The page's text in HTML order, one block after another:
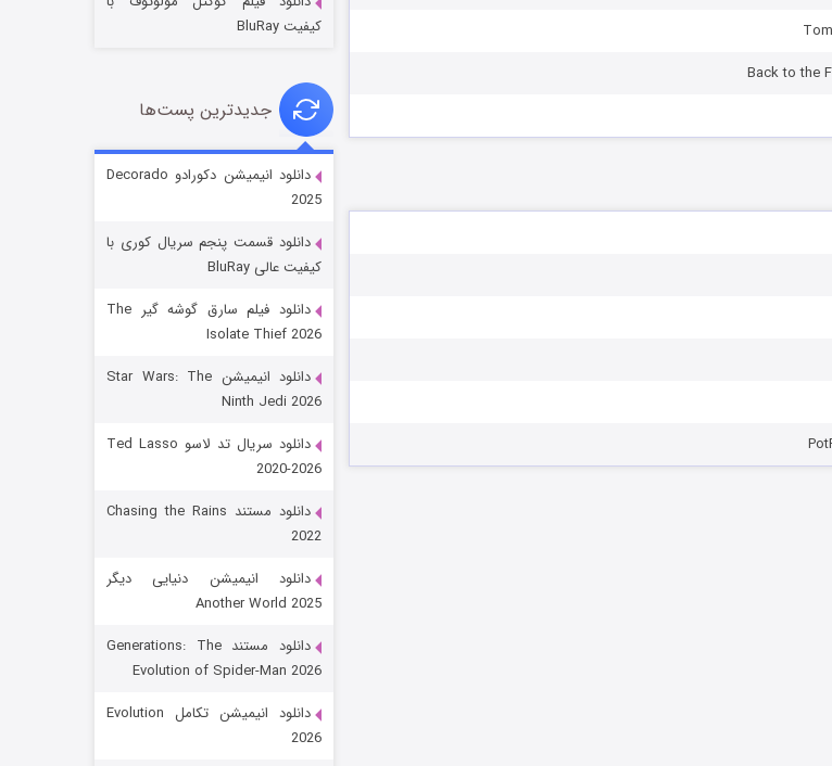
قسمت ۶ (زیرنویس)
رویایی برای تو
قسمت
کیفیت BluRay
جدیدترین پست‌ها
دانلود انیمیشن دکورادو Decorado
2025
دانلود قسمت پنجم سریال کوری با
کیفیت عالی BluRay
دانلود فیلم سارق گوشه گیر The
Isolate Thief 2026
دانلود انیمیشن Star Wars: The
Ninth Jedi 2026
دانلود سریال تد لاسو Ted Lasso
2020-2026
دانلود مستند Chasing the Rains
2022
دانلود انیمیشن دنیایی دیگر
Another World 2025
دانلود مستند Generations: The
Evolution of Spider-Man 2026
دانلود انیمیشن تکامل Evolution
2026